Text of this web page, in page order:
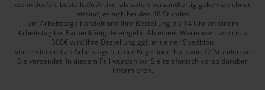
wenn der/die bestellte/n Artikel als sofort versandfertig gekennzeichnet
ist/sind, es sich bei den 48 Stunden
um Arbeitstage handelt und Ihre Bestellung bis 14 Uhr an einem
Arbeitstag bei Farbenkönig.de eingeht. Ab einem Warenwert von circa
300€ wird Ihre Bestellung ggf. mit einer Spedition
versendet und an Arbeistagen in der Regel innerhalb von 72 Stunden an
Sie versendet. In diesem Fall würden wir Sie telefonisch vorab darüber
informieren.